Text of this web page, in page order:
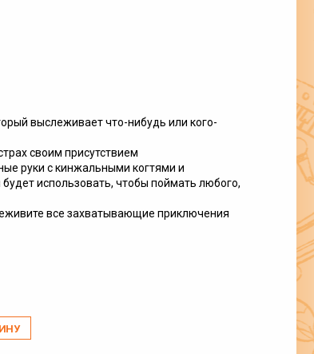
выслеживает что-нибудь или кого-
своим присутствием
руки с кинжальными когтями и
использовать, чтобы поймать любого,
все захватывающие приключения